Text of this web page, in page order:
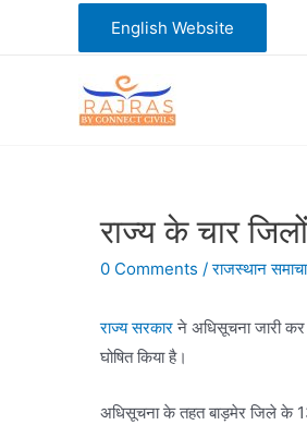
English Website
राज्य के चार
0 Comments /राजस्थान
राज्य सरकारने अधिसूचना जारी
घोषित किया है।
अधिसूचना के तहत बाड़मेर जिले के